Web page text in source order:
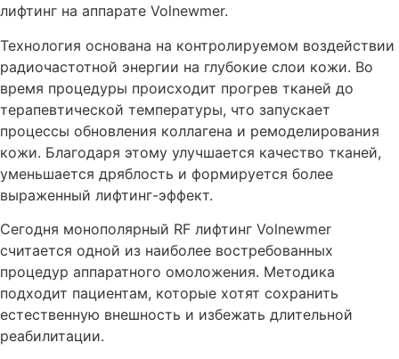
лифтинг на аппарате Volnewmer.
Технология основана на контролируемом воздействии
радиочастотной энергии на глубокие слои кожи. Во
время процедуры происходит прогрев тканей до
терапевтической температуры, что запускает
процессы обновления коллагена и ремоделирования
кожи. Благодаря этому улучшается качество тканей,
уменьшается дряблость и формируется более
выраженный лифтинг-эффект.
Сегодня монополярный RF лифтинг Volnewmer
считается одной из наиболее востребованных
процедур аппаратного омоложения. Методика
подходит пациентам, которые хотят сохранить
естественную внешность и избежать длительной
реабилитации.